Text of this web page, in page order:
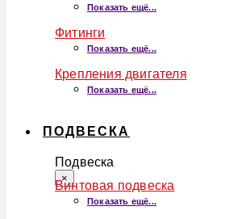
Показать ещё...
Фитинги
Показать ещё...
Крепления двигателя
Показать ещё...
ПОДВЕСКА
Подвеска
×
Винтовая подвеска
Показать ещё...